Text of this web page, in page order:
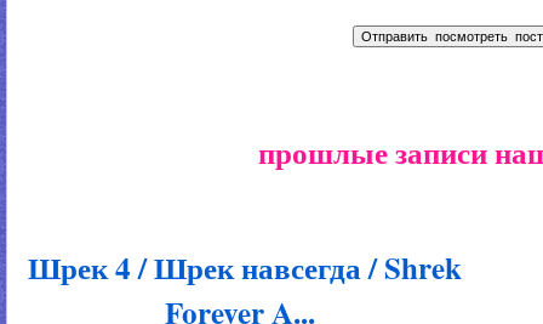
прошлые записи
Шрек 4 / Шрек навсегда / Shrek
Forever A...